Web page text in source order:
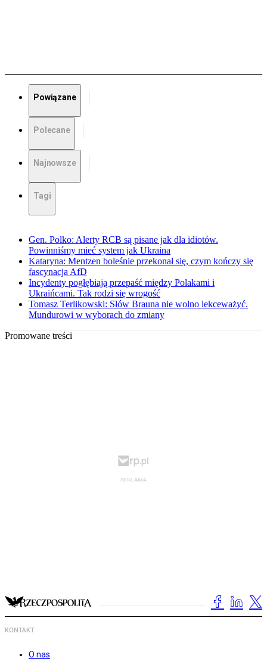
Powiązane
Polecane
Najnowsze
Tagi
Gen. Polko: Alerty RCB są pisane jak dla idiotów.
Powinniśmy mieć system jak Ukraina
Kataryna: Mentzen boleśnie przekonał się, czym kończy się
fascynacja AfD
Incydenty pogłębiają przepaść między Polakami i
Ukraińcami. Tak rodzi się wrogość
Tomasz Terlikowski: Słów Brauna nie wolno lekceważyć.
Mundurowi w wyborach do zmiany
Promowane treści
KONTAKT
O nas